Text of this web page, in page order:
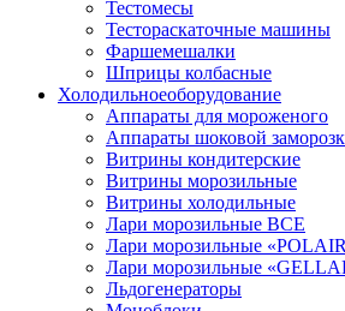
Тестомесы
Тестораскаточные машины
Фаршемешалки
Шприцы колбасные
Холодильноеоборудование
Аппараты для мороженого
Аппараты шоковой
Витрины кондитерские
Витрины морозильные
Витрины холодильные
Лари морозильные ВСЕ
Лари морозильные
Лари морозильные
Льдогенераторы